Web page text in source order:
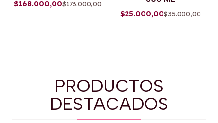
$168.000,00$173.000,00
$25.000,00$35.000,00
PRODUCTOS
DESTACADOS